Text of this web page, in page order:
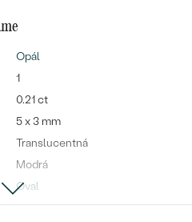
Opál
1
0.21 ct
5 x 3 mm
Translucentná
Modrá
Oval
Cabochon